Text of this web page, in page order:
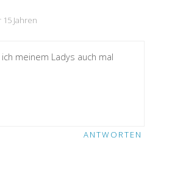
15 Jahren
meinem Ladys auch mal
ANTWORTEN